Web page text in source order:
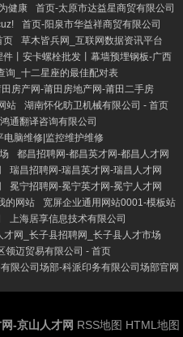
健康
首页-太原市达益星商贸有限公司
首页-阳泉市华益祥商贸有限公司
页
草木皆兵网_互联网数据资讯平台
丨安卡螺栓批发丨幕墙预埋钢板-广西
询_十二星座的最佳配对表
房产网-莆田房地产网-莆田二手房
站
湖南怀化昉卫机械有限公司 - 首页
通翻译咨询有限公司
电脑维修|监控维护维修
都昌招聘网-都昌英才网-都昌人才网
瑞昌招聘网-瑞昌英才网-瑞昌人才网
冕宁招聘网-冕宁英才网-冕宁人才网
的网站
宽屏企业通用网站0001-模板站
上海居享信息技术有限公司
才网_长子县招聘网_长子县人才市场
领迈贸易有限公司 - 首页
限公司场部-科派印务有限公司场部官网
-京山人才网 RSS地图 HTML地图